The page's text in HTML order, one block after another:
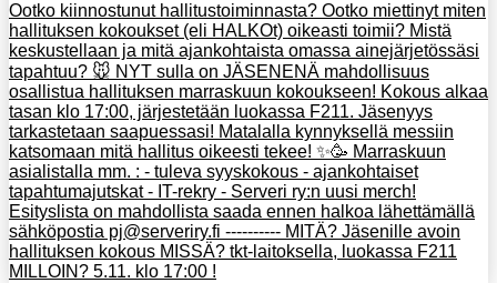
Ootko kiinnostunut hallitustoiminnasta? Ootko miettinyt miten
hallituksen kokoukset (eli HALKOt) oikeasti toimii? Mistä
keskustellaan ja mitä ajankohtaista omassa ainejärjetössäsi
tapahtuu? 🐭 NYT sulla on JÄSENENÄ mahdollisuus
osallistua hallituksen marraskuun kokoukseen! Kokous alkaa
tasan klo 17:00, järjestetään luokassa F211. Jäsenyys
tarkastetaan saapuessasi! Matalalla kynnyksellä messiin
katsomaan mitä hallitus oikeesti tekee! ✨🥳 Marraskuun
asialistalla mm. : - tuleva syyskokous - ajankohtaiset
tapahtumajutskat - IT-rekry - Serveri ry:n uusi merch!
Esityslista on mahdollista saada ennen halkoa lähettämällä
sähköpostia pj@serveriry.fi ---------- MITÄ? Jäsenille avoin
hallituksen kokous MISSÄ? tkt-laitoksella, luokassa F211
MILLOIN? 5.11. klo 17:00 !